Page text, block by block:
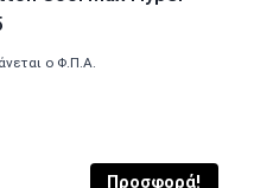
ο Φ.Π.Α.
Προσφορά!